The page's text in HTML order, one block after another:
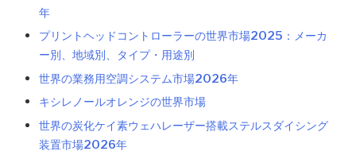
年
プリントヘッドコントローラーの世界市場2025：メーカ
ー別、地域別、タイプ・用途別
世界の業務用空調システム市場2026年
キシレノールオレンジの世界市場
世界の炭化ケイ素ウェハレーザー搭載ステルスダイシング
装置市場2026年